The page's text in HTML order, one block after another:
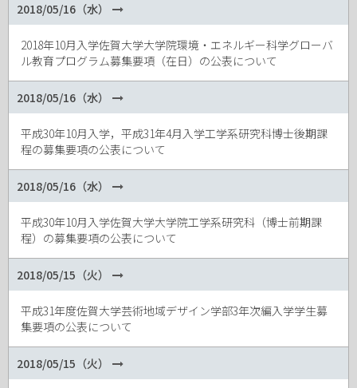
2018/05/16（水）
2018年10月入学佐賀大学大学院環境・エネルギー科学グローバ
ル教育プログラム募集要項（在日）の公表について
2018/05/16（水）
平成30年10月入学，平成31年4月入学工学系研究科博士後期課
程の募集要項の公表について
2018/05/16（水）
平成30年10月入学佐賀大学大学院工学系研究科（博士前期課
程）の募集要項の公表について
2018/05/15（火）
平成31年度佐賀大学芸術地域デザイン学部3年次編入学学生募
集要項の公表について
2018/05/15（火）